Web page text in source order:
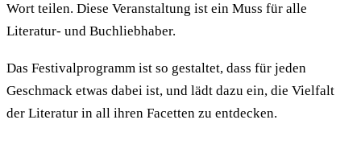
Wort teilen. Diese Veranstaltung ist ein Muss für alle
Literatur- und Buchliebhaber.
Das Festivalprogramm ist so gestaltet, dass für jeden
Geschmack etwas dabei ist, und lädt dazu ein, die Vielfalt
der Literatur in all ihren Facetten zu entdecken.